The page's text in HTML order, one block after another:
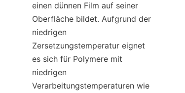
einen dünnen Film auf seiner
Oberfläche bildet. Aufgrund der
niedrigen
Zersetzungstemperatur eignet
es sich für Polymere mit
niedrigen
Verarbeitungstemperaturen wie